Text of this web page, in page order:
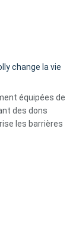
change la vie
équipées de
des dons
les barrières